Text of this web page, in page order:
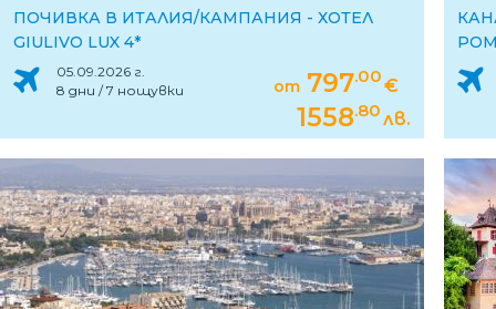
ПОЧИВКА В ИТАЛИЯ/КАМПАНИЯ - ХОТЕЛ
GIULIVO LUX 4*
05.09.2026 г.
8 дни / 7 нощувки
от 797.00€
1558.80лв.
SOL